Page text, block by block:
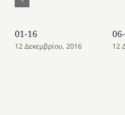
01-16
12 Δεκεμβρίου, 2016 12